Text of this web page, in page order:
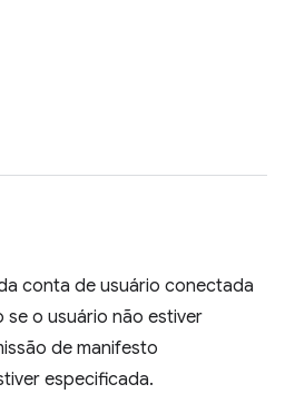
conta de usuário conectada
se o usuário não estiver
de manifesto
especificada.